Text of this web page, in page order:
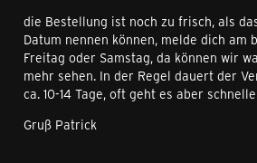
die Bestellung ist noch zu frisch, als
Datum nennen können, melde dich am
Freitag oder Samstag, da können wir
mehr sehen. In der Regel dauert der
ca. 10-14 Tage, oft geht es aber
Gruß Patrick